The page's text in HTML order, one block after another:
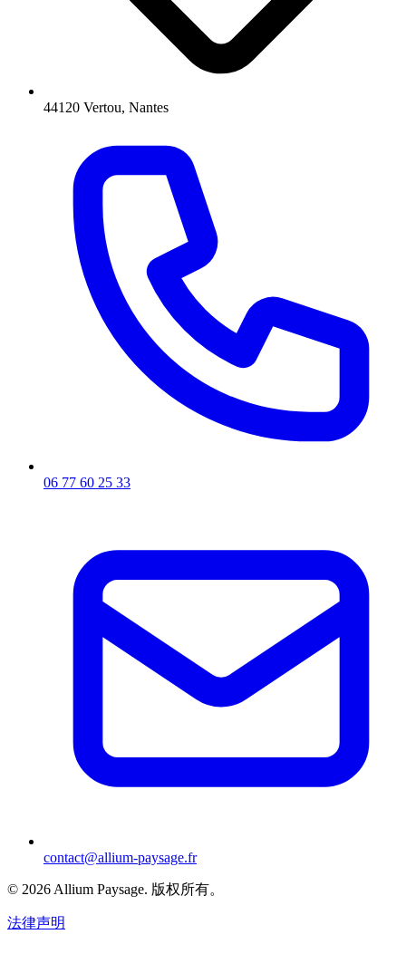
44120 Vertou, Nantes
06 77 60 25 33
contact@allium-paysage.fr
© 2026 Allium Paysage. 版权所有。
法律声明